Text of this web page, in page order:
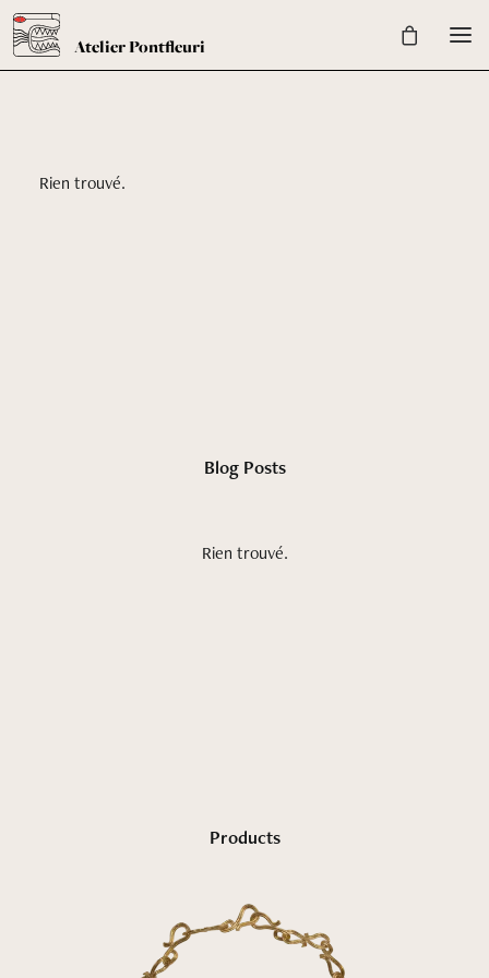
Rien trouvé.
Blog Posts
Rien trouvé.
Products